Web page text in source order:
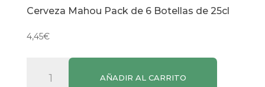
Cerveza Mahou Pack de 6 Botellas de 25cl
4,45€
Mahou
AÑADIR AL CARRITO